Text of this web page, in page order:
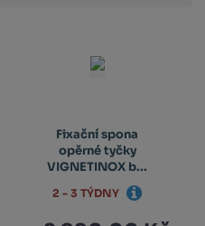
Fixační spona
opěrné tyčky
VIGNETINOX b...
2 - 3 TÝDNY